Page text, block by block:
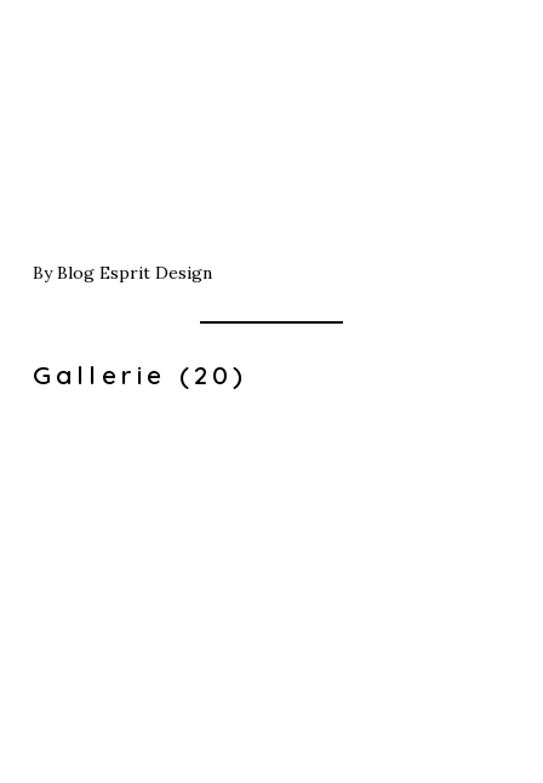
ByBlog Esprit Design
Gallerie (20)